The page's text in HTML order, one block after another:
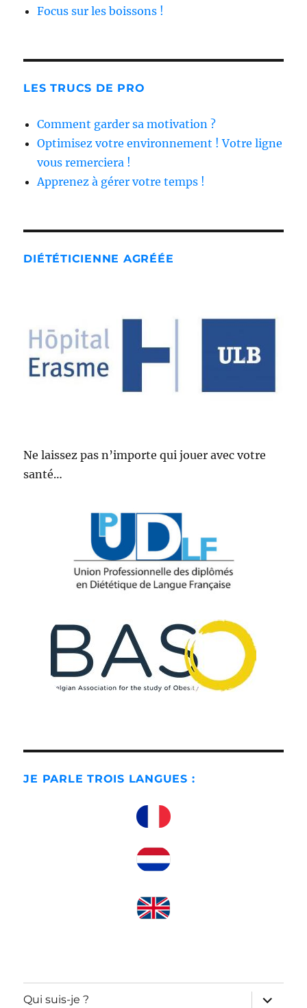
Focus sur les boissons !
LES TRUCS DE PRO
Comment garder sa motivation ?
Optimisez votre environnement ! Votre ligne
vous remerciera !
Apprenez à gérer votre temps !
DIÉTÉTICIENNE AGRÉÉE
Ne laissez pas n’importe qui jouer avec votre
santé…
JE PARLE TROIS LANGUES :
Qui suis-je ?
ouvrir